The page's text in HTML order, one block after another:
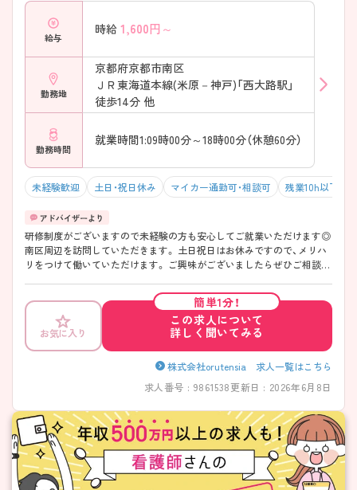
給与
時給 1,600円～
勤務地
京都府京都市南区
ＪＲ東海道本線(米原－神戸)「西大路駅」
徒歩14分 他
勤務時間
就業時間1:09時00分～18時00分（休憩60分）
未経験歓迎 土日・祝日休み マイカー通勤可・相談可 残業10h以下（ほ
研修制度がございますので未経験の方も安心してご就業いただけます◎
南区周辺を訪問していただきます。 土日祝日はお休みですので、メリハ
リをつけて働いていただけます。 ご興味がございましたらぜひご相談く
お気に入り
簡単1分！
この求人について
詳しく聞いてみる
株式会社orutensia 求人一覧はこちら
求人番号 : 9861538更新日 : 2026年6月8日